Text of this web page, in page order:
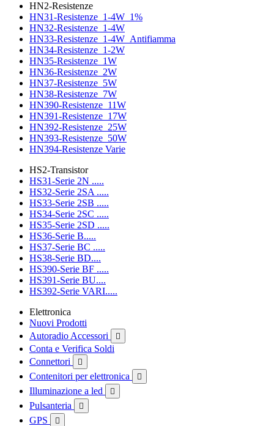
HN2-Resistenze
HN31-Resistenze_1-4W_1%
HN32-Resistenze_1-4W
HN33-Resistenze_1-4W_Antifiamma
HN34-Resistenze_1-2W
HN35-Resistenze_1W
HN36-Resistenze_2W
HN37-Resistenze_5W
HN38-Resistenze_7W
HN390-Resistenze_11W
HN391-Resistenze_17W
HN392-Resistenze_25W
HN393-Resistenze_50W
HN394-Resistenze Varie
HS2-Transistor
HS31-Serie 2N .....
HS32-Serie 2SA .....
HS33-Serie 2SB .....
HS34-Serie 2SC .....
HS35-Serie 2SD .....
HS36-Serie B.....
HS37-Serie BC .....
HS38-Serie BD....
HS390-Serie BF .....
HS391-Serie BU....
HS392-Serie VARI.....
Elettronica
Nuovi Prodotti
Autoradio Accessori

Conta e Verifica Soldi
Connettori

Contenitori per elettronica 
Illuminazione a led 
Pulsanteria 
GPS 